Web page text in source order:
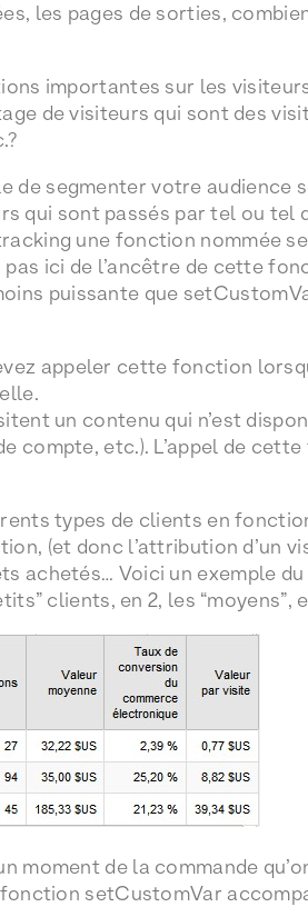
les pages de sorties,
importantes sur les
de visiteurs qui sont des
de segmenter votre audience
qui sont passés par tel ou tel
une fonction nommée
ici de l’ancêtre de cette
puissante que
appeler cette fonction
un contenu qui n’est
compte, etc.). L’appel de
types de clients en
(et donc l’attribution d’un
achetés… Voici un exemple du
clients, en 2, les “moyens”,
moment de la commande
setCustomVar